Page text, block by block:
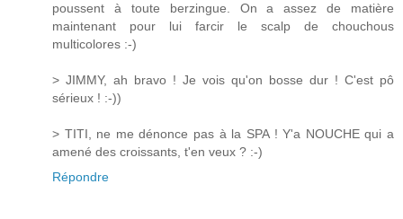
poussent à toute berzingue. On a assez de matière
maintenant pour lui farcir le scalp de chouchous
multicolores :-)
> JIMMY, ah bravo ! Je vois qu'on bosse dur ! C'est pô
sérieux ! :-))
> TITI, ne me dénonce pas à la SPA ! Y'a NOUCHE qui a
amené des croissants, t'en veux ? :-)
Répondre